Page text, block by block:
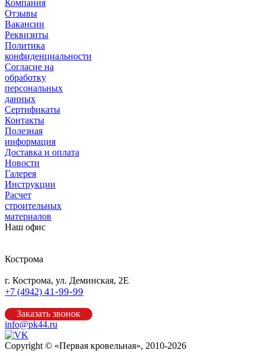
Компания
Отзывы
Вакансии
Реквизиты
Политика
конфиденциальности
Согласие на
обработку
персональных
данных
Сертификаты
Контакты
Полезная
информация
Доставка и оплата
Новости
Галерея
Инструкции
Расчет
строительных
материалов
Наш офис
Кострома
г. Кострома, ул. Деминская, 2Е
+7 (4942) 41-99-99
Заказать звонок
info@pk44.ru
Copyright © «Первая кровельная», 2010-2026